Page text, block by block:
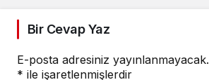
Bir Cevap Yaz
E-posta adresiniz yayınlanmayacak.
* ile işaretlenmişlerdir